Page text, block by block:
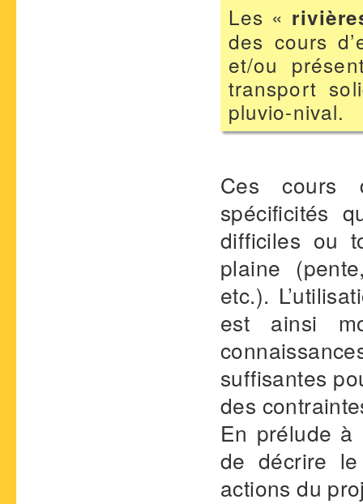
Les «
des cours
et/ou
transport
pluvio-nival.
Ces cours
spécificités
difficiles ou
plaine
etc.).
est ainsi
suffisantes
des
En prélude à
de décrire
actions du